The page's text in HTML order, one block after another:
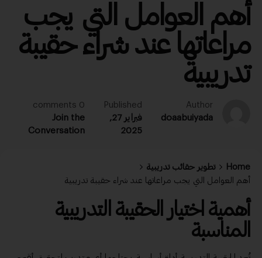
أهم العوامل التي يجب
مراعاتها عند شراء حقيبة
تدريبية
Author
doaabuiyada
Published
فبراير 27,
2025
0 comments
Join the
Conversation
Home
تطوير حقائب تدريبية
أهم العوامل التي يجب مراعاتها عند شراء حقيبة تدريبية
أهمية اختيار الحقيبة التدريبية
المناسبة